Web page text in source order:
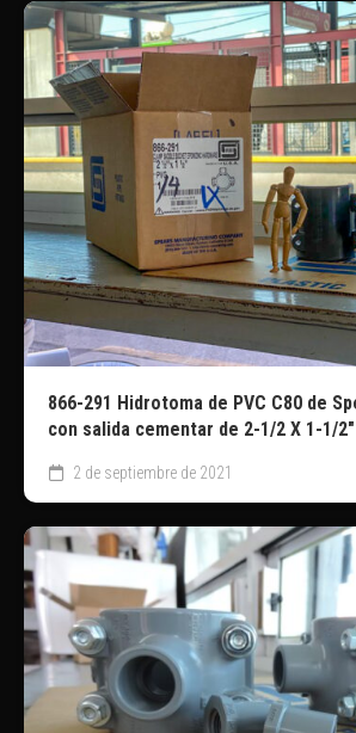
866-291 Hidrotoma de PVC C80 de
con salida cementar de 2-1/2 X 1-1/2″
2 de septiembre de 2021